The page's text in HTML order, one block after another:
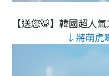
【送您🐯】韓國超人
↓將萌虎